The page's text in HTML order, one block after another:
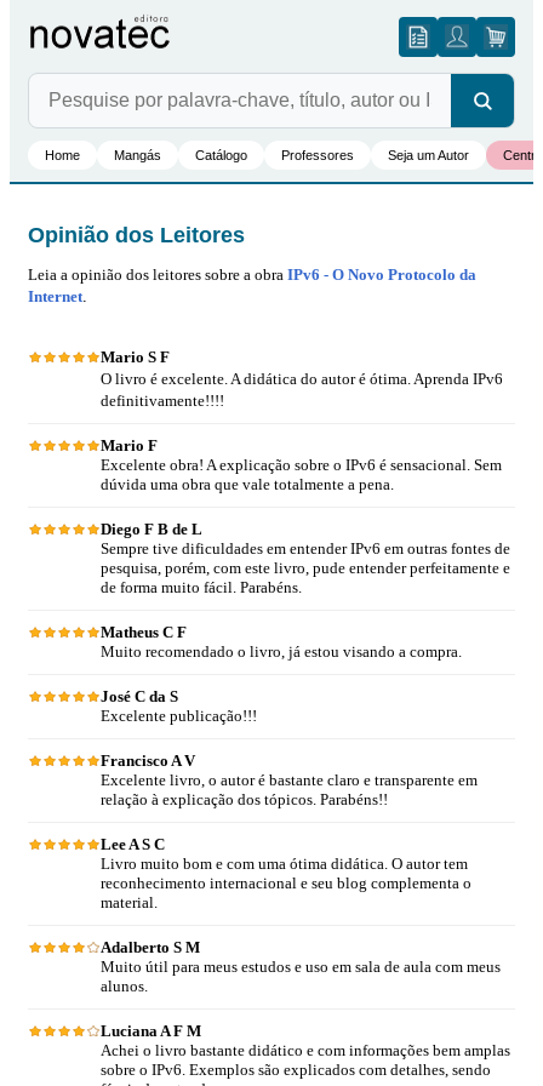
Home Mangás Catálogo Professores Seja um Autor
Opinião dos Leitores
Leia a opinião dos leitores sobre a obra IPv6 - O Novo Protocolo da
Internet.
Mario S F
O livro é excelente. A didática do autor é ótima. Aprenda IPv6
definitivamente!!!!
Mario F
Excelente obra! A explicação sobre o IPv6 é sensacional. Sem
dúvida uma obra que vale totalmente a pena.
Diego F B de L
Sempre tive dificuldades em entender IPv6 em outras fontes de
pesquisa, porém, com este livro, pude entender perfeitamente e
de forma muito fácil. Parabéns.
Matheus C F
Muito recomendado o livro, já estou visando a compra.
José C da S
Excelente publicação!!!
Francisco A V
Excelente livro, o autor é bastante claro e transparente em
relação à explicação dos tópicos. Parabéns!!
Lee A S C
Livro muito bom e com uma ótima didática. O autor tem
reconhecimento internacional e seu blog complementa o
material.
Adalberto S M
Muito útil para meus estudos e uso em sala de aula com meus
alunos.
Luciana A F M
Achei o livro bastante didático e com informações bem amplas
sobre o IPv6. Exemplos são explicados com detalhes, sendo